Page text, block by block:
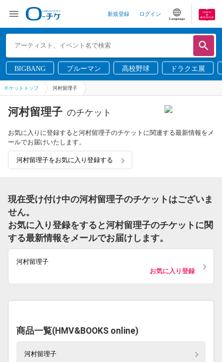
新規登録 ログイン
Language
BIGBANG ブルーマン 高校野球 ドラクエ展
チケットトップ 河村留理子
河村留理子 のチケット
お気に入りに登録すると河村留理子のチケットに関連する最新情報をメ
ールでお届けいたします。
河村留理子をお気に入り登録する
現在受け付け中の河村留理子のチケットはございま
せん。
お気に入り登録をすると河村留理子のチケットに関
する最新情報をメールでお届けします。
河村留理子
お気に入り登録
商品一覧(HMV&BOOKS online)
河村留理子